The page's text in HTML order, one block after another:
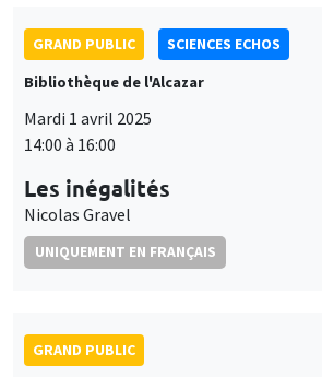
GRAND PUBLIC
SCIENCES ECHOS
Bibliothèque de l'Alcazar
Mardi 1 avril 2025
14:00 à 16:00
Les inégalités
Nicolas Gravel
UNIQUEMENT EN FRANÇAIS
GRAND PUBLIC